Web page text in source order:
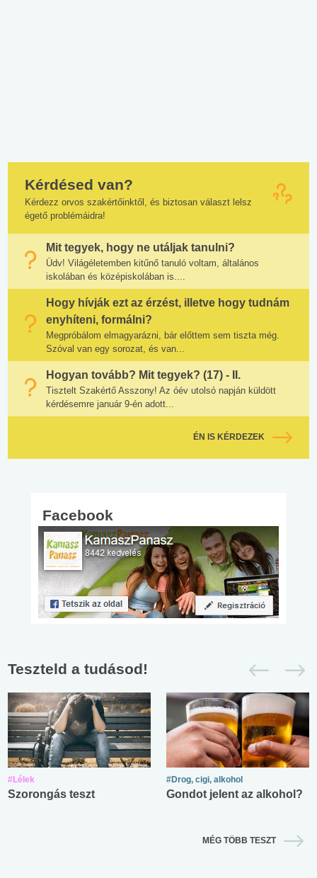
Kérdésed van?
Kérdezz orvos szakértőinktől, és biztosan választ lelsz
égető problémáidra!
Mit tegyek, hogy ne utáljak tanulni?
Üdv! Világéletemben kitűnő tanuló voltam, általános
iskolában és középiskolában is....
Hogy hívják ezt az érzést, illetve hogy tudnám
enyhíteni, formálni?
Megpróbálom elmagyarázni, bár előttem sem tiszta még.
Szóval van egy sorozat, és van...
Hogyan tovább? Mit tegyek? (17) - II.
Tisztelt Szakértő Asszony! Az óév utolsó napján küldött
kérdésemre január 9-én adott...
ÉN IS KÉRDEZEK
Facebook
Teszteld a tudásod!
#Lélek
Szorongás teszt
#Drog, cigi, alkohol
Gondot jelent az alkohol?
MÉG TÖBB TESZT